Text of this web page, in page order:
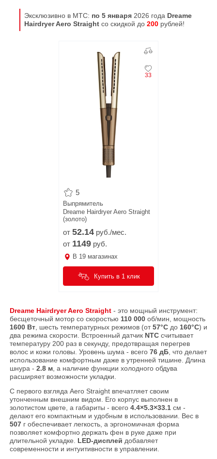
Эксклюзивно в МТС: по 5 января 2026 года Dreame
Нairdryer Aero Straight со скидкой до 200 рублей!
33
5
Выпрямитель
Dreame Hairdryer Aero Straight
(золото)
от 52.14 руб./мес.
от 1149 руб.
В 19 магазинах
Купить в 1 клик
Dreame Hairdryer Aero Straight - это мощный инструмент:
бесщеточный мотор со скоростью 110 000 об/мин, мощность
1600 Вт , шесть температурных режимов (от57°C до 160°C) и
два режима скорости. Встроенный датчик NTC считывает
температуру 200 раз в секунду, предотвращая перегрев
волос и кожи головы. Уровень шума - всего 76 дБ , что делает
использование комфортным даже в утренней тишине. Длина
шнура - 2.8 м , а наличие функции холодного обдува
расширяет возможности укладки.
С первого взгляда Aero Straight впечатляет своим
утонченным внешним видом. Его корпус выполнен в
золотистом цвете, а габариты - всего 4.4×5.3×33.1 см -
делают его компактным и удобным в использовании. Вес в
507 г обеспечивает легкость, а эргономичная форма
позволяет комфортно держать фен в руке даже при
длительной укладке. LED-дисплей добавляет
современности и интуитивности в управлении.